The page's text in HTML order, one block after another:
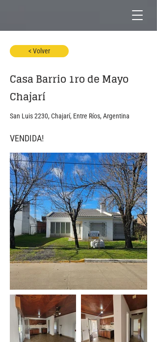
< Volver
Casa Barrio 1ro de Mayo
Chajarí
San Luis 2230, Chajarí, Entre Ríos, Argentina
VENDIDA!